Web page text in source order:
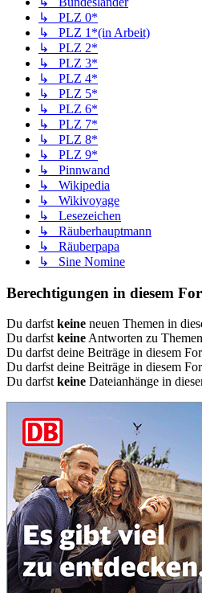
↳ PLZ 0*
↳ PLZ 1*(in Arbeit)
↳ PLZ 2*
↳ PLZ 3*
↳ PLZ 4*
↳ PLZ 5*
↳ PLZ 6*
↳ PLZ 7*
↳ PLZ 8*
↳ PLZ 9*
↳ Pinnwand
↳ Wikipedia
↳ Wikivoyage
↳ Lesezeichen
↳ Räuberhauptmann
↳ Räuberpapa
↳ Sine Nomine
Berechtigungen in diesem
Du darfst keine neuen Themen in
Du darfst keine Antworten zu
Du darfst deine Beiträge in diesem
Du darfst deine Beiträge in diesem
Du darfst keine Dateianhänge in